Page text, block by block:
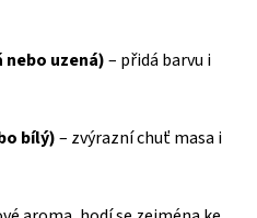
uzená)– přidá barvu i
bílý)– zvýrazní chuť masa i